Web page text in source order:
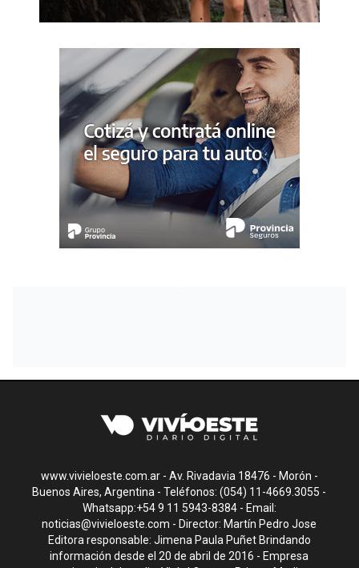
www.vivieloeste.com.ar - Av. Rivadavia 18476 - Morón -
Buenos Aires, Argentina - Teléfonos: (054) 11-4669.3055 -
Whatsapp:+54 9 11 5943-8384 - Email:
noticias@vivieloeste.com - Director: Martín Pedro Jose
Editora responsable: Jimena Paula Puñet Brindando
información desde el 20 de abril de 2016 - Empresa